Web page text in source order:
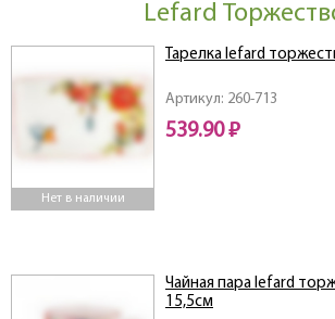
Lefard
Нет в наличии
Артикул: 260-713
Тарелка lefard
539.90 ₽
Чайная пара lefard
15,5см